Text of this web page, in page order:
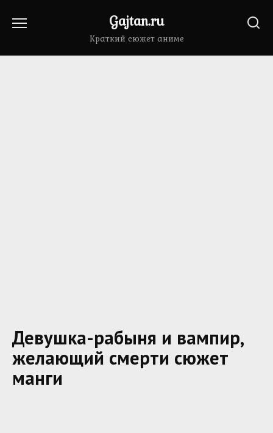
Gajtan.ru
Краткий сюжет аниме
Девушка-рабыня и вампир,
желающий смерти сюжет
манги